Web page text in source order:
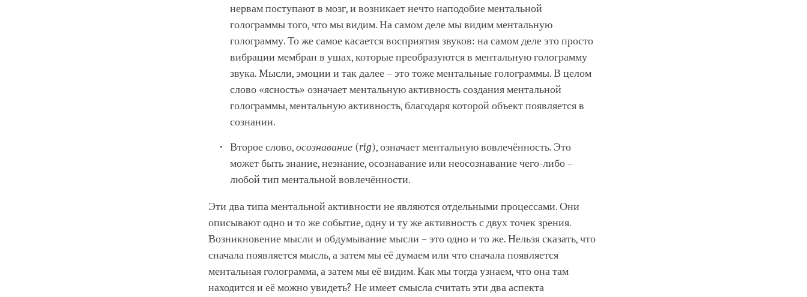
нервам поступают в мозг, и возникает нечто наподобие ментальной
голограммы того, что мы видим. На самом деле мы видим ментальную
голограмму. То же самое касается восприятия звуков: на самом деле это просто
вибрации мембран в ушах, которые преобразуются в ментальную голограмму
звука. Мысли, эмоции и так далее – это тоже ментальные голограммы. В целом
слово «ясность» означает ментальную активность создания ментальной
голограммы, ментальную активность, благодаря которой объект появляется в
сознании.
Второе слово,осознавание (rig), означает ментальную вовлечённость. Это
может быть знание, незнание, осознавание или неосознавание чего-либо –
любой тип ментальной вовлечённости.
Эти два типа ментальной активности не являются отдельными процессами. Они
описывают одно и то же событие, одну и ту же активность с двух точек зрения.
Возникновение мысли и обдумывание мысли – это одно и то же. Нельзя сказать, что
сначала появляется мысль, а затем мы её думаем или что сначала появляется
ментальная голограмма, а затем мы её видим. Как мы тогда узнаем, что она там
находится и её можно увидеть? Не имеет смысла считать эти два аспекта